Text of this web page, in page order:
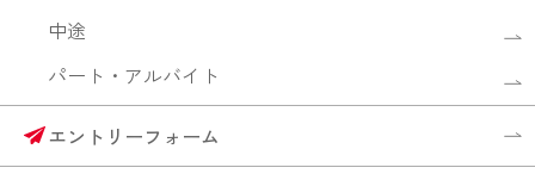
中途
パート・アルバイト
エントリーフォーム